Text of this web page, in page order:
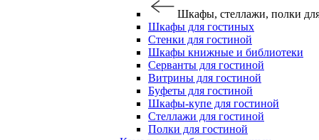
Шкафы, стеллажи, полки
Шкафы для гостиных
Стенки для гостиной
Шкафы книжные и библиотеки
Серванты для гостиной
Витрины для гостиной
Буфеты для гостиной
Шкафы-купе для гостиной
Стеллажи для гостиной
Полки для гостиной